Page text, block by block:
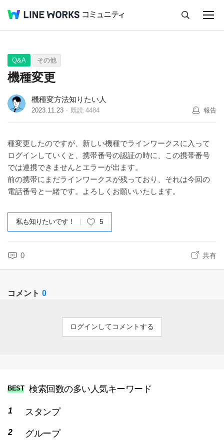
Q&A Tips Ideas
Q&A その他
機種変更
機種変方法知りたい人
2023.11.23 既読 4484 報告
種変更したのですが、新しい機種でラインワークスに入って
ログインしていくと、携帯番号の認証の時に、この携帯番号
では連携できませんとエラーが出ます。
前の携帯にまだラインワークスが残っており、それは今回の
電話番号と一緒です。よろしくお願いいたします。
私も知りたいです！ 5
0 共有
コメント 0
ログインしてコメントする
BEST 検索回数の多い人気キーワード
スタンプ
グループ